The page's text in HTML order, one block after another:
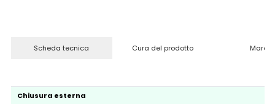
Scheda tecnica Cura del prodotto
Chiusura esterna